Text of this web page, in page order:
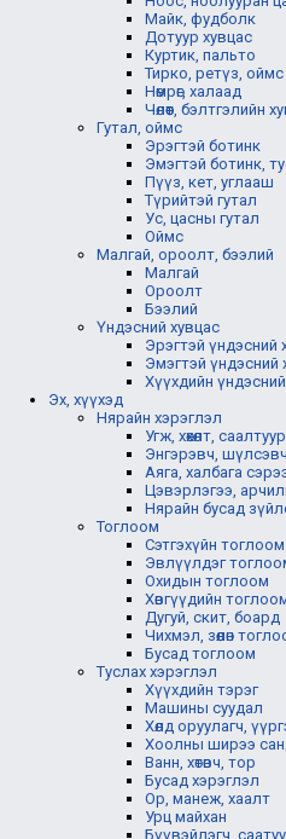
Майк, фудболк
Дотуур хувцас
Куртик, пальто
Тирко, ретүз, оймс
Нөмрөг, халаад
Чөлөөт, бэлтгэлийн
Гутал, оймс
Эрэгтэй ботинк
Эмэгтэй ботинк,
Пүүз, кет, углааш
Түрийтэй гутал
Ус, цасны гутал
Оймс
Малгай, ороолт, бээлий
Малгай
Ороолт
Бээлий
Үндэсний хувцас
Эрэгтэй үндэсний
Эмэгтэй үндэсний
Хүүхдийн
Эх, хүүхэд
Нярайн хэрэглэл
Угж, хөхөлт, саалтуур
Энгэрэвч, шүлсэвч
Аяга, халбага
Цэвэрлэгээ,
Нярайн бусад
Тоглоом
Сэтгэхүйн тоглоом
Эвлүүлдэг
Охидын тоглоом
Хөвгүүдийн
Дугуй, скит, боард
Чихмэл, зөөлөн
Бусад тоглоом
Туслах хэрэглэл
Хүүхдийн тэрэг
Машины суудал
Хөлд оруулагч,
Хоолны ширээ
Ванн, хөтөвч, тор
Бусад хэрэглэл
Ор, манеж, хаалт
Урц майхан
Бүүвэйлэгч,